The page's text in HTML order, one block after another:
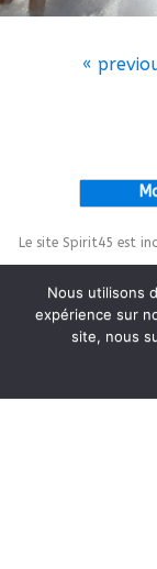
«
Le site Spirit45 est
Nous utilisons
expérience sur
site, nous